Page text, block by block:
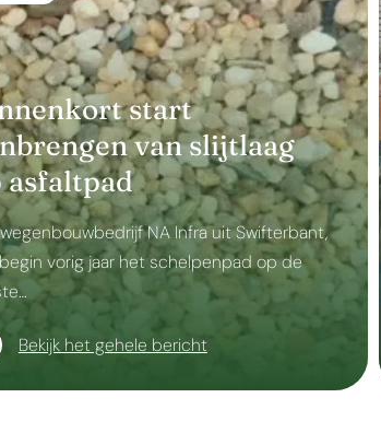
start
van slijtlaag
asfaltpad
NA Infra uit Swifterbant,
vorig jaar het schelpenpad op de
Bekijk het gehele bericht